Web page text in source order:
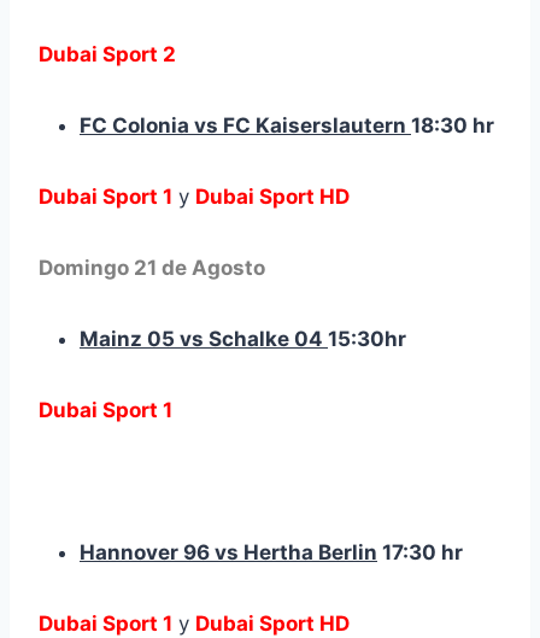
Dubai Sport 2
FC Colonia vs FC Kaiserslautern 18:30 hr
Dubai Sport 1 y Dubai Sport HD
Domingo 21 de Agosto
Mainz 05 vs Schalke 04 15:30hr
Dubai Sport 1
Hannover 96 vs Hertha Berlin 17:30 hr
Dubai Sport 1 y Dubai Sport HD